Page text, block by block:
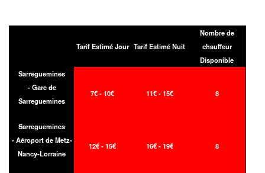
Tarif Estimé Jour Tarif Estimé Nuit
Nombre de
chauffeur
Disponible
Sarreguemines
- Gare de
Sarreguemines
7€ - 10€ 11€ - 15€ 8
Sarreguemines
- Aéroport de Metz-
Nancy-Lorraine
12€ - 15€ 16€ - 19€ 8